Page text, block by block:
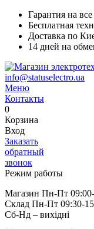
Гарантия на
Бесплатная
Доставка по
14 дней на
info@statuselectro.ua
Меню
Контакты
0
Корзина
Вход
Заказать
обратный
звонок
Режим работы
Магазин Пн-Пт
Склад Пн-Пт 09:30-
Сб-Нд – вихідні